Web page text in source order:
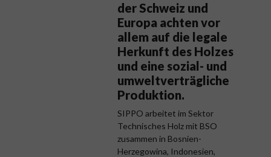
der Schweiz und
Europa achten vor
allem auf die legale
Herkunft des Holzes
und eine sozial- und
umweltverträgliche
Produktion.
SIPPO arbeitet im Sektor
Technisches Holz mit BSO
zusammen in Bosnien-
Herzegowina, Indonesien,